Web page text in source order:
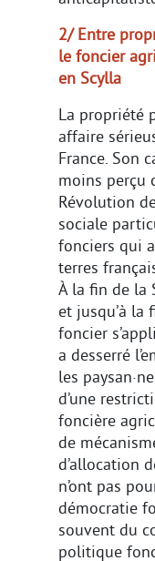
2/ Entre
le foncier
en Scylla
La propriété
affaire
France. Son
moins perçu
Révolution
sociale
fonciers qui
terres
À la fin de la
et jusqu’à la
foncier
a desserré
les
d’une
foncière
de
d’allocation
n’ont pas
démocratie
souvent du
politique